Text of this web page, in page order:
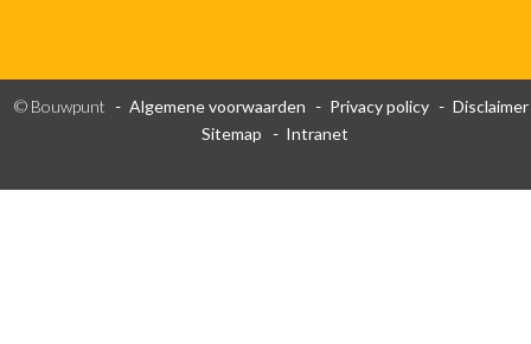
© Bouwpunt Algemene voorwaarden Privacy policy
Disclaimer
Sitemap
Intranet